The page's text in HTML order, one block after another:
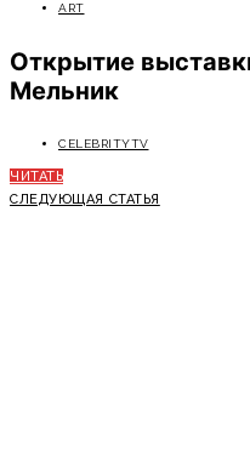
ART
Открытие
Мельник
CELEBRITYTV
ЧИТАТЬ
СЛЕДУЮЩАЯ СТАТЬЯ